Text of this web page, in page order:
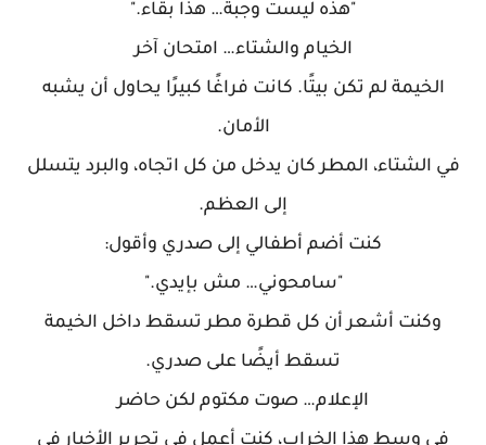
"هذه ليست وجبة… هذا بقاء."
الخيام والشتاء… امتحان آخر
الخيمة لم تكن بيتًا. كانت فراغًا كبيرًا يحاول أن يشبه
الأمان.
في الشتاء، المطر كان يدخل من كل اتجاه، والبرد يتسلل
إلى العظم.
كنت أضم أطفالي إلى صدري وأقول:
"سامحوني… مش بإيدي."
وكنت أشعر أن كل قطرة مطر تسقط داخل الخيمة
تسقط أيضًا على صدري.
الإعلام… صوت مكتوم لكن حاضر
في وسط هذا الخراب، كنت أعمل في تحرير الأخبار في